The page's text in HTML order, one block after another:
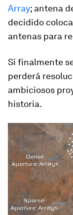
Array; antena
decidido
antenas para
Si finalmente
perderá
ambiciosos
historia.